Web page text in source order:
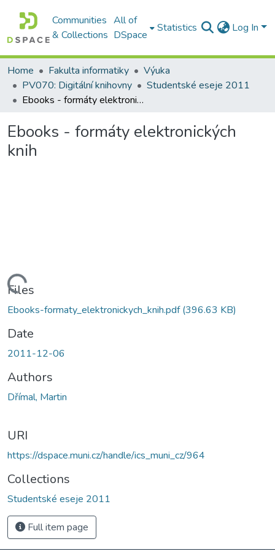
Communities
& Collections
All of
DSpace
Statistics Log In
Home Fakulta informatiky
Výuka
PV070: Digitální knihovny
Studentské eseje 2011
Ebooks - formáty elektronických knih
Ebooks - formáty elektronických
knih
Loading...
Files
Ebooks-formaty_elektronickych_knih.pdf(396.63 KB)
Date
2011-12-06
Authors
Dřímal, Martin
URI
https://dspace.muni.cz/handle/ics_muni_cz/964
Collections
Studentské eseje 2011
Full item page